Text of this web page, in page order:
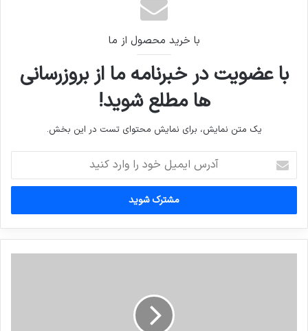
با خرید محصول از ما
با عضویت در خبرنامه ما از بروزرسانی
ها مطلع شوید!
یک متن نمایش، برای نمایش محتوای تست در این بخش.
ایمیل
خود
وارد
کنید